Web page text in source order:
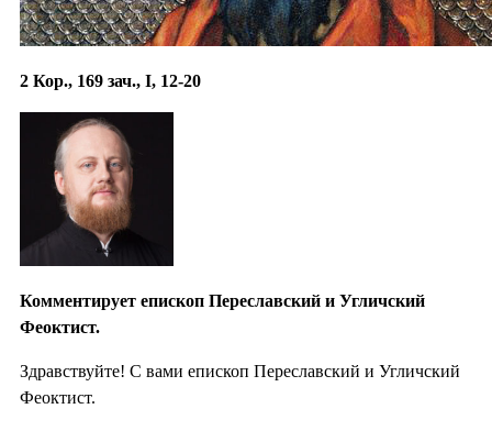
2 Кор., 169 зач., I, 12-20
Комментирует епископ Переславский и Угличский
Феоктист.
Здравствуйте! С вами епископ Переславский и Угличский
Феоктист.